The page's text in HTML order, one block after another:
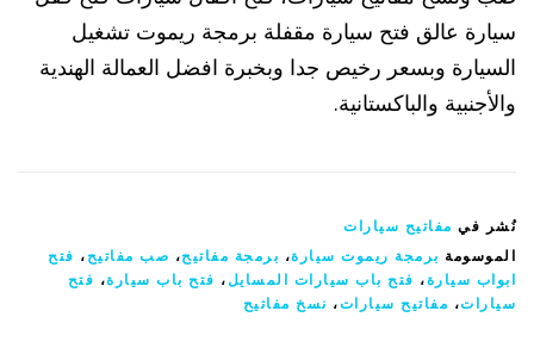
سيارة عالق فتح سيارة مقفلة برمجة ريموت تشغيل
السيارة وبسعر رخيص جدا وبخبرة افضل العمالة الهندية
والأجنبية والباكستانية.
نُشر في مفاتيح سيارات
الموسومة برمجة ريموت سيارة، برمجة مفاتيح، صب مفاتيح، فتح
ابواب سيارة، فتح باب سيارات المسايل، فتح باب سيارة، فتح
سيارات، مفاتيح سيارات، نسخ مفاتيح